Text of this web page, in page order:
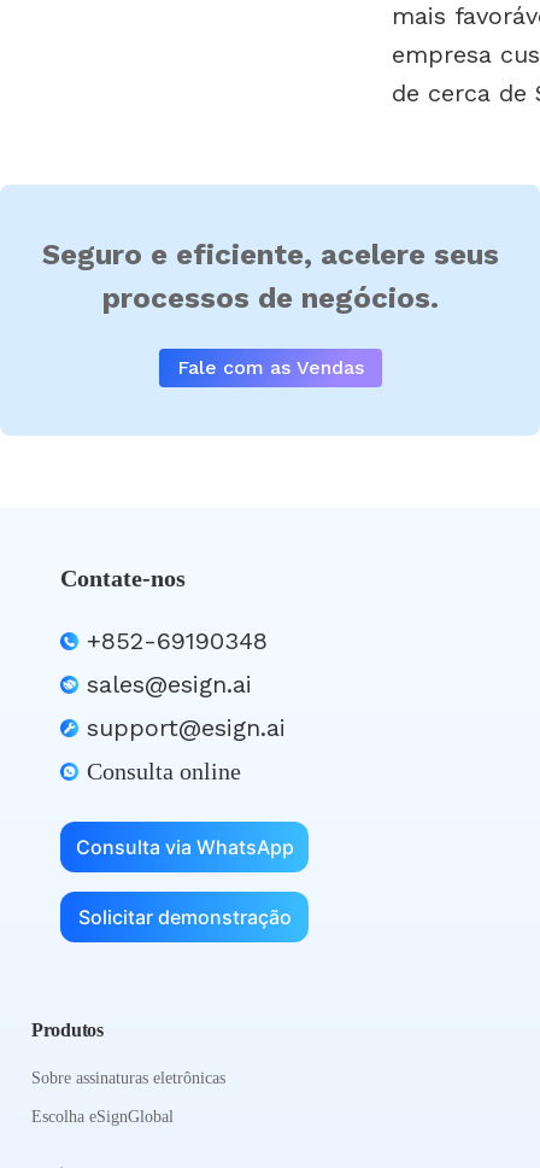
mais
empresa
de cerca de
Seguro e eficiente, acelere seus
processos de negócios.
Fale com as Vendas
Contate-nos
+852-69190348
sales@esign.ai
support@esign.ai
Consulta online
Consulta via WhatsApp
Solicitar demonstração
Produtos
Sobre assinaturas eletrônicas
Escolha eSignGlobal